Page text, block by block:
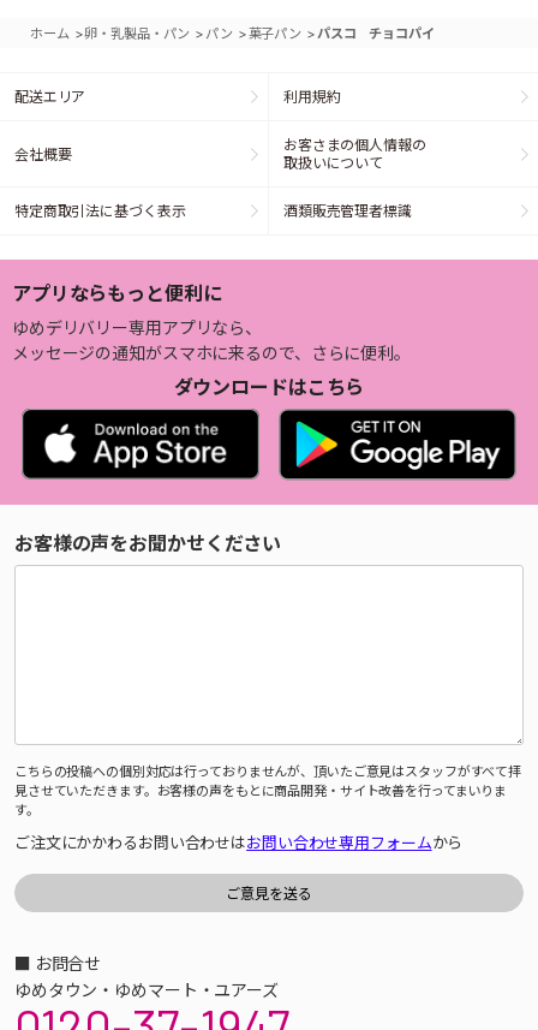
ホーム >卵・乳製品・パン > パン >菓子パン > パスコ チョコパイ
配送エリア 利用規約
会社概要
お客さまの個人情報の
取扱いについて
特定商取引法に基づく表示 酒類販売管理者標識
アプリならもっと便利に
ゆめデリバリー専用アプリなら、
メッセージの通知がスマホに来るので、さらに便利。
ダウンロードはこちら
お客様の声をお聞かせください
こちらの投稿への個別対応は行っておりませんが、頂いたご意見はスタッフがすべて拝
見させていただきます。お客様の声をもとに商品開発・サイト改善を行ってまいりま
す。
ご注文にかかわるお問い合わせはお問い合わせ専用フォームから
■ お問合せ
ゆめタウン・ゆめマート・ユアーズ